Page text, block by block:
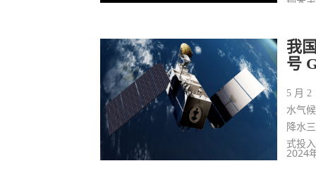
圳本
家轨
式，
我
号
5 月 2
水气
降水
式投
2024